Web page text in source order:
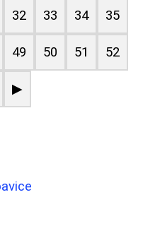
32 33 34 35
49 50 51 52
▶